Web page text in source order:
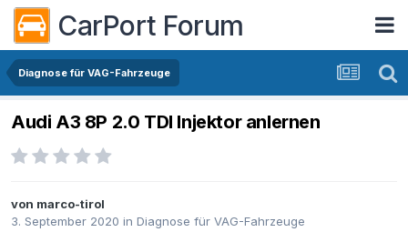
CarPort Forum
Diagnose für VAG-Fahrzeuge
Audi A3 8P 2.0 TDI Injektor anlernen
von marco-tirol
3. September 2020 in Diagnose für VAG-Fahrzeuge